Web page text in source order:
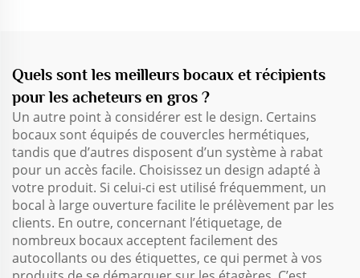
Quels sont les meilleurs bocaux et récipients
pour les acheteurs en gros ?
Un autre point à considérer est le design. Certains
bocaux sont équipés de couvercles hermétiques,
tandis que d’autres disposent d’un système à rabat
pour un accès facile. Choisissez un design adapté à
votre produit. Si celui-ci est utilisé fréquemment, un
bocal à large ouverture facilite le prélèvement par les
clients. En outre, concernant l’étiquetage, de
nombreux bocaux acceptent facilement des
autocollants ou des étiquettes, ce qui permet à vos